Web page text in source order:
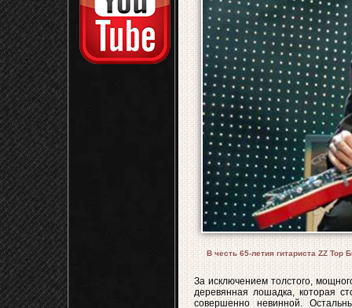
В честь 65-летия гитариста ZZ Top
За исключением толстого,
деревянная лошадка, которая
совершенно невинной.